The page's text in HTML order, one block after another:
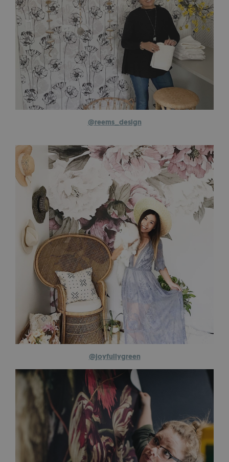
@reems_design
@joyfullygreen